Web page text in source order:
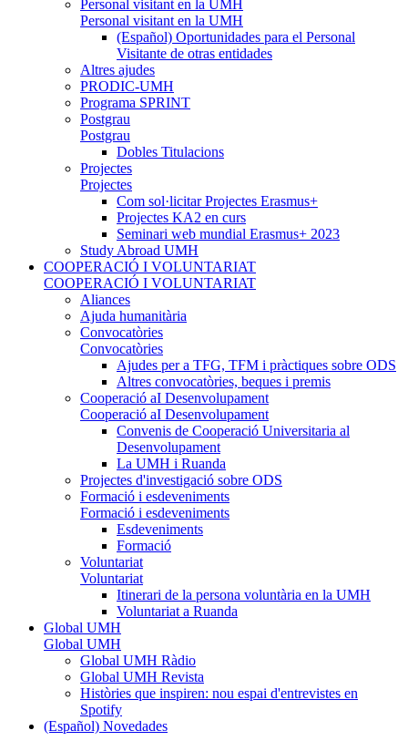
Personal visitant en la UMH
Personal visitant en la UMH
(Español) Oportunidades para el Personal
Visitante de otras entidades
Altres ajudes
PRODIC-UMH
Programa SPRINT
Postgrau
Postgrau
Dobles Titulacions
Projectes
Projectes
Com sol·licitar Projectes Erasmus+
Projectes KA2 en curs
Seminari web mundial Erasmus+ 2023
Study Abroad UMH
COOPERACIÓ I VOLUNTARIAT
COOPERACIÓ I VOLUNTARIAT
Aliances
Ajuda humanitària
Convocatòries
Convocatòries
Ajudes per a TFG, TFM i pràctiques sobre ODS
Altres convocatòries, beques i premis
Cooperació aI Desenvolupament
Cooperació aI Desenvolupament
Convenis de Cooperació Universitaria al
Desenvolupament
La UMH i Ruanda
Projectes d'investigació sobre ODS
Formació i esdeveniments
Formació i esdeveniments
Esdeveniments
Formació
Voluntariat
Voluntariat
Itinerari de la persona voluntària en la UMH
Voluntariat a Ruanda
Global UMH
Global UMH
Global UMH Ràdio
Global UMH Revista
Històries que inspiren: nou espai d'entrevistes en
Spotify
(Español) Novedades